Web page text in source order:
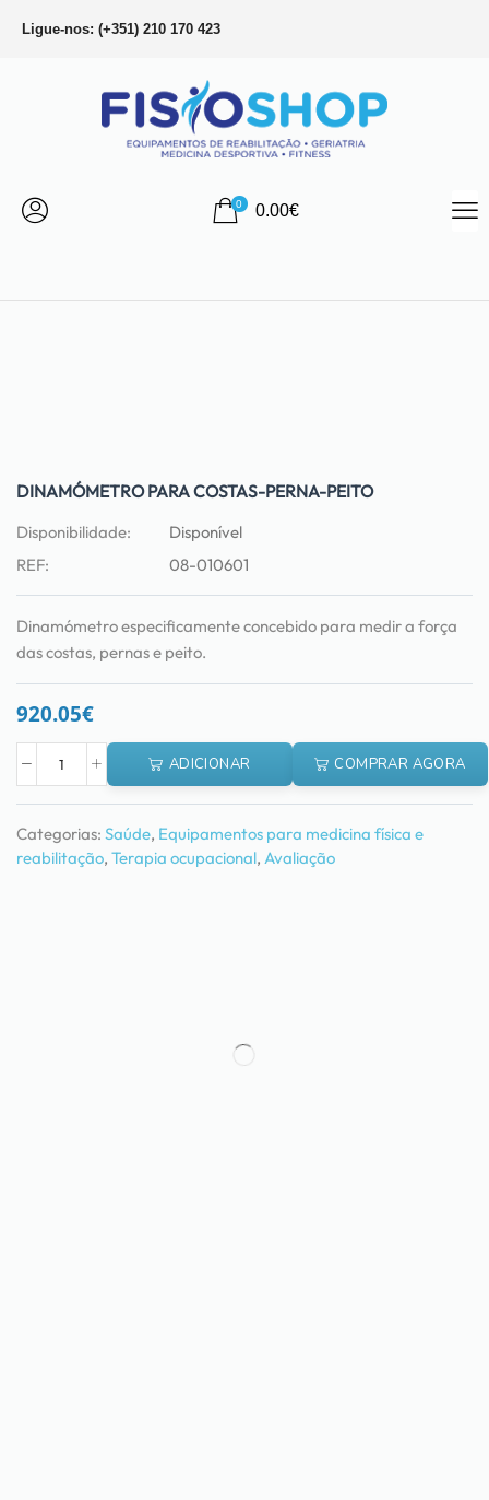
Ligue-nos: (+351) 210 170 423
0 0.00€
DINAMÓMETRO PARA COSTAS-PERNA-PEITO
Disponibilidade:
Disponível
REF:
08-010601
Dinamómetro especificamente concebido para medir a força
das costas, pernas e peito.
920.05€
ADICIONAR COMPRAR AGORA
Categorias: Saúde, Equipamentos para medicina física e
reabilitação, Terapia ocupacional, Avaliação